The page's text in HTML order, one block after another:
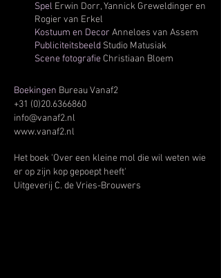
Spel Erwin Dorr, Yannick Greweldinger en
Rogier van Erkel
Kostuum en Decor Anneloes van Assem
Publiciteitsbeeld Studio Matusiak
Scene fotografie Christiaan Bloem
Boekingen Bureau Vanaf2
+31 (0)20.6366860
info@vanaf2.nl
www.vanaf2.nl
Het boek 'Over een kleine mol die wil weten wie
er op zijn kop gepoept heeft'
Uitgeverij C. de Vries-Brouwers